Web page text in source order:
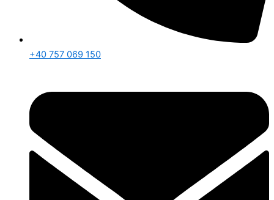
+40 757 069 150